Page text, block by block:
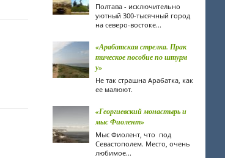
Полтава - исключительно
уютный 300-тысячный город
на северо-востоке...
«Арабатская стрелка. Прак
тическое пособие по штурм
у»
Не так страшна Арабатка, как
ее малюют.
«Георгиевский монастырь и
мыс Фиолент»
Мыс Фиолент, что под
Севастополем. Место, очень
любимое...